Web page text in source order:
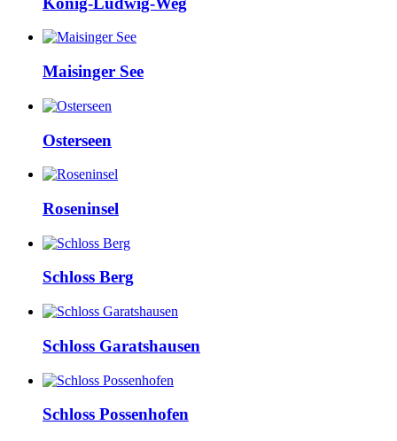
Maisinger See
Osterseen
Roseninsel
Schloss Berg
Schloss Garatshausen
Schloss Possenhofen